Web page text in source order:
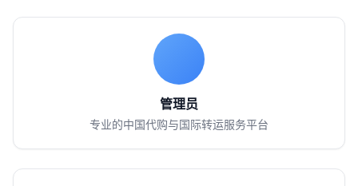
管理员
专业的中国代购与国际转运服务平台